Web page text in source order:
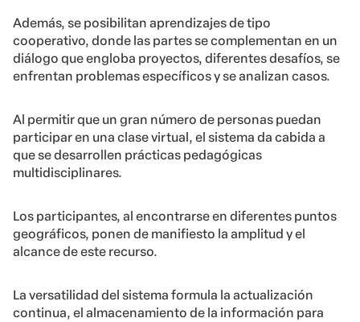
Además, se posibilitan aprendizajes de tipo
cooperativo, donde las partes se complementan en un
diálogo que engloba proyectos, diferentes desafíos, se
enfrentan problemas específicos y se analizan casos.
Al permitir que un gran número de personas puedan
participar en una clase virtual, el sistema da cabida a
que se desarrollen prácticas pedagógicas
multidisciplinares.
Los participantes, al encontrarse en diferentes puntos
geográficos, ponen de manifiesto la amplitud y el
alcance de este recurso.
La versatilidad del sistema formula la actualización
continua, el almacenamiento de la información para